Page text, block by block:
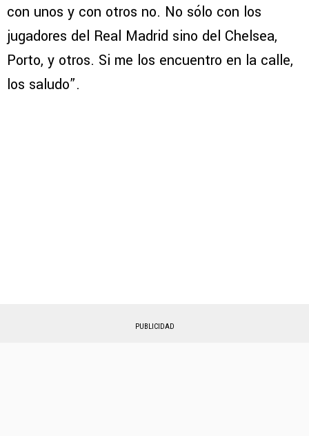
con unos y con otros no. No sólo con los
jugadores del Real Madrid sino del Chelsea,
Porto, y otros. Si me los encuentro en la calle,
los saludo”.
PUBLICIDAD